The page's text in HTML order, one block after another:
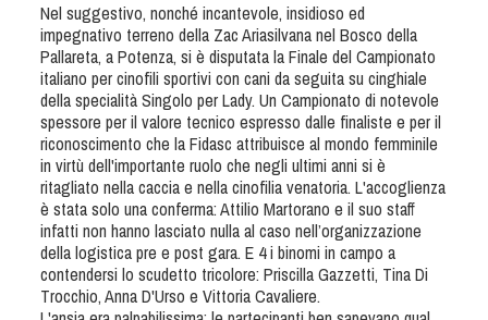
Nel suggestivo, nonché incantevole, insidioso ed
impegnativo terreno della Zac Ariasilvana nel Bosco della
Pallareta, a Potenza, si è disputata la Finale del Campionato
italiano per cinofili sportivi con cani da seguita su cinghiale
della specialità Singolo per Lady. Un Campionato di notevole
spessore per il valore tecnico espresso dalle finaliste e per il
riconoscimento che la Fidasc attribuisce al mondo femminile
in virtù dell'importante ruolo che negli ultimi anni si è
ritagliato nella caccia e nella cinofilia venatoria. L'accoglienza
è stata solo una conferma: Attilio Martorano e il suo staff
infatti non hanno lasciato nulla al caso nell’organizzazione
della logistica pre e post gara. E 4 i binomi in campo a
contendersi lo scudetto tricolore: Priscilla Gazzetti, Tina Di
Trocchio, Anna D'Urso e Vittoria Cavaliere.
Guida Locandine Ufficiali
Tiro di Campagna
English e Training Sporting
Tiro a Palla
Tiro con l'arco da caccia